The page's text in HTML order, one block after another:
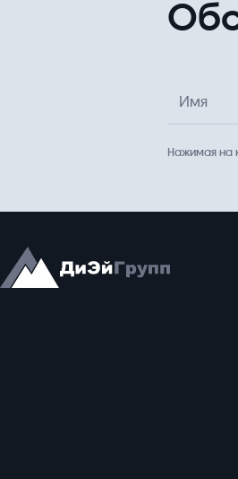
Имя
Нажимая на